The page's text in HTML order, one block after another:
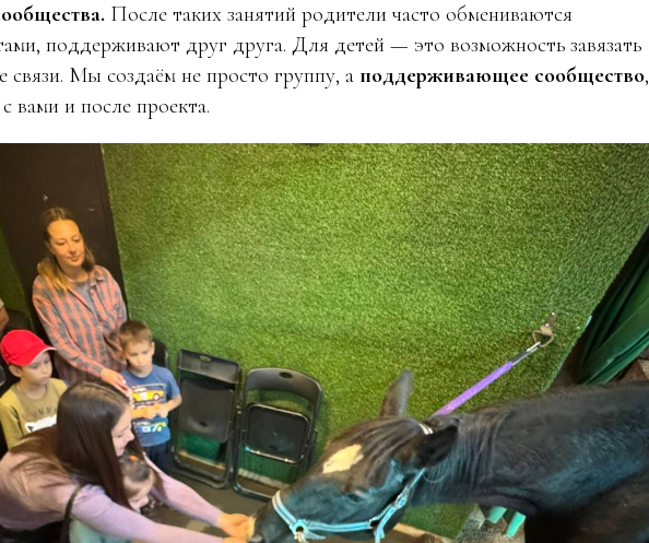
После таких занятий родители часто обмениваются
поддерживают друг друга. Для детей — это возможность завязать
связи. Мы создаём не просто группу, а поддерживающее сообщество,
вами и после проекта.